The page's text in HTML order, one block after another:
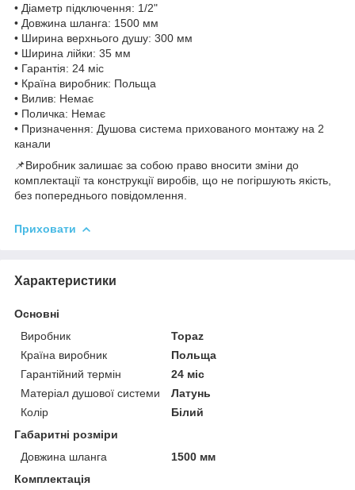
• Діаметр підключення: 1/2"
• Довжина шланга: 1500 мм
• Ширина верхнього душу: 300 мм
• Ширина лійки: 35 мм
• Гарантія: 24 міс
• Країна виробник: Польща
• Вилив: Немає
• Поличка: Немає
• Призначення: Душова система прихованого монтажу на 2
канали
📌Виробник залишає за собою право вносити зміни до
комплектації та конструкції виробів, що не погіршують якість,
без попереднього повідомлення.
Приховати
Характеристики
Основні
Виробник
Topaz
Країна виробник
Польща
Гарантійний термін
24 міс
Матеріал душової системи
Латунь
Колір
Білий
Габаритні розміри
Довжина шланга
1500 мм
Комплектація